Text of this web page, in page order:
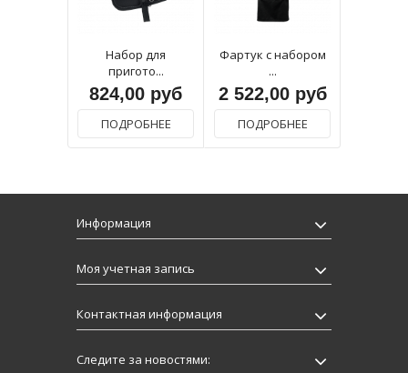
Набор для
пригото...
824,00 руб
ПОДРОБНЕЕ
Фартук с набором
...
2 522,00 руб
ПОДРОБНЕЕ
Информация
Моя учетная запись
Контактная информация
Следите за новостями: